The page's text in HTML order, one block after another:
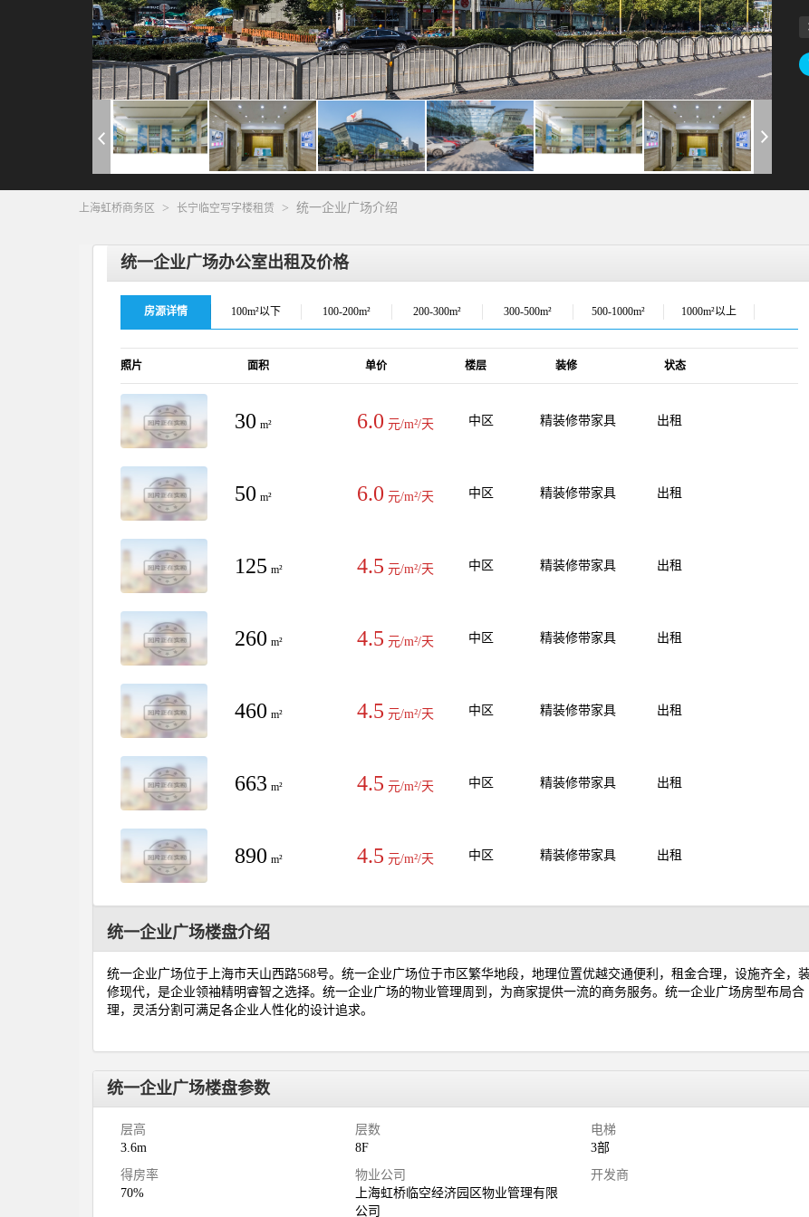
上海虹桥商务区 > 长宁临空写字楼租赁 > 统一企业广场介绍
统一企业广场办公室出租及价格
房源详情 100m²以下 100-200m² 200-300m² 300-500m² 500-1000m² 1000m²以上
照片 面积 单价 楼层 装修 状态
30 m² 6.0 元/m²/天 中区 精装修带家具 出租
50 m² 6.0 元/m²/天 中区 精装修带家具 出租
125 m² 4.5 元/m²/天 中区 精装修带家具 出租
260 m² 4.5 元/m²/天 中区 精装修带家具 出租
460 m² 4.5 元/m²/天 中区 精装修带家具 出租
663 m² 4.5 元/m²/天 中区 精装修带家具 出租
890 m² 4.5 元/m²/天 中区 精装修带家具 出租
统一企业广场楼盘介绍
统一企业广场位于上海市天山西路568号。统一企业广场位于市区繁华地段，地理位置优越交通便利，租金合理，设施齐全，
修现代，是企业领袖精明睿智之选择。统一企业广场的物业管理周到，为商家提供一流的商务服务。统一企业广场房型布局合
理，灵活分割可满足各企业人性化的设计追求。
统一企业广场楼盘参数
层高
3.6m
层数
8F
电梯
3部
得房率
70%
物业公司
上海虹桥临空经济园区物业管理有限
公司
开发商